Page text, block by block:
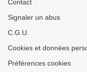
Contact
Signaler un abus
C.G.U.
Cookies et données
Préférences cookies